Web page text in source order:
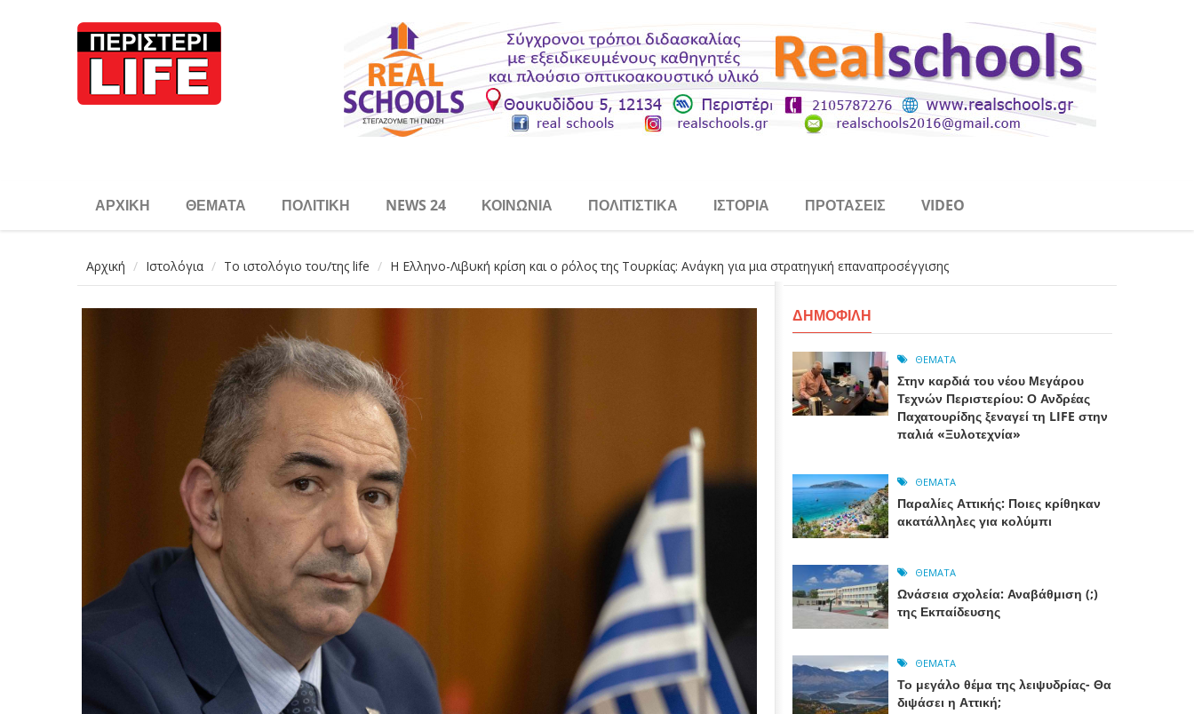
ΑΡΧΙΚΉ ΘΈΜΑΤΑ ΠΟΛΙΤΙΚΉ NEWS 24 ΚΟΙΝΩΝΊΑ ΠΟΛΙΤΙΣΤΙΚΆ ΙΣΤΟΡΊΑ ΠΡΟΤΆΣΕΙΣ VIDEO
Αρχική Ιστολόγια Το ιστολόγιο του/της life Η Ελληνο-Λιβυκή κρίση και ο ρόλος της Τουρκίας: Ανάγκη για μια στρατηγική επαναπροσέγγισης
ΔΗΜΟΦΙΛΉ
ΘΈΜΑΤΑ
Στην καρδιά του νέου Μεγάρου
Τεχνών Περιστερίου: Ο Ανδρέας
Παχατουρίδης ξεναγεί τη LIFE στην
παλιά «Ξυλοτεχνία»
ΘΈΜΑΤΑ
Παραλίες Αττικής: Ποιες κρίθηκαν
ακατάλληλες για κολύμπι
ΘΈΜΑΤΑ
Ωνάσεια σχολεία: Αναβάθμιση (;)
της Εκπαίδευσης
ΘΈΜΑΤΑ
Το μεγάλο θέμα της λειψυδρίας- Θα
διψάσει η Αττική;